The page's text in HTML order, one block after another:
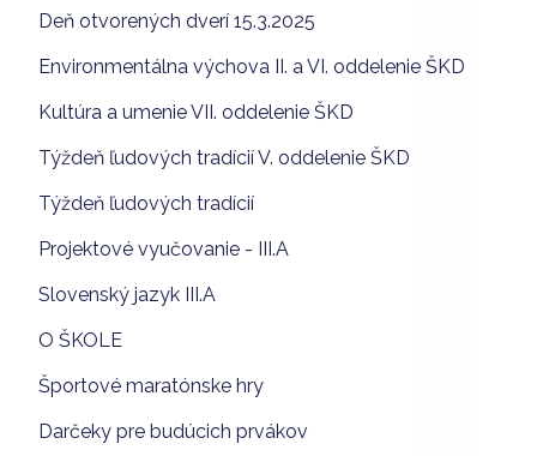
Deň otvorených dverí 15.3.2025
Environmentálna výchova II. a VI. oddelenie ŠKD
Kultúra a umenie VII. oddelenie ŠKD
Týždeň ľudových tradícií V. oddelenie ŠKD
Týždeň ľudových tradícií
Projektové vyučovanie - III.A
Slovenský jazyk III.A
O ŠKOLE
Športové maratónske hry
Darčeky pre budúcich prvákov